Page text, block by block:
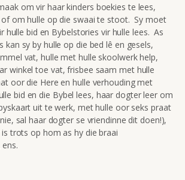
om vir haar kinders boekies te lees,
om hulle op die swaai te stoot. Sy moet
hulle bid en Bybelstories vir hulle lees. As
kan sy by hulle op die bed lê en gesels,
vat, hulle met hulle skoolwerk help,
winkel toe vat, frisbee saam met hulle
oor die Here en hulle verhouding met
bid en die Bybel lees, haar dogter leer om
uit te werk, met hulle oor seks praat
sal haar dogter se vriendinne dit doen!),
trots op hom as hy die braai